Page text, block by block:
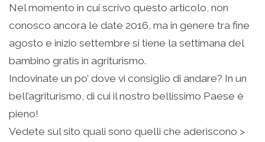
Nel momento in cui scrivo questo articolo, non
conosco ancora le date 2016, ma in genere tra fine
agosto e inizio settembre si tiene la settimana del
bambino gratis in agriturismo.
Indovinate un po’ dove vi consiglio di andare? In un
bell’agriturismo, di cui il nostro bellissimo Paese è
pieno!
Vedete sul sito quali sono quelli che aderiscono >